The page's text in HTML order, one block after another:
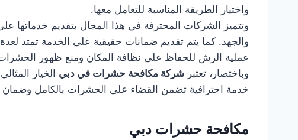
واختيار الطريقة المناسبة للتعامل معها.
وتتميز الشركات المحترفة في هذا المجال بتقديم خدماتها
والجهد. كما يتم تقديم ضمانات حقيقية على الخدمة تمتد
عملية الرش للحفاظ على نظافة المكان ومنع ظهور
وباختصار، تعتبر شركة مكافحة حشرات في دبي الخيار
خدمة احترافية تضمن القضاء على الحشرات بالكامل وضمان
مكافحة حشرات دبي